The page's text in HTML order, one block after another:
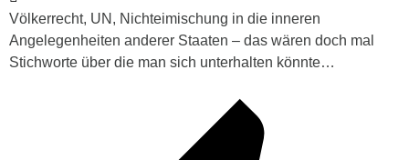
Völkerrecht, UN, Nichteimischung in die inneren
Angelegenheiten anderer Staaten – das wären doch mal
Stichworte über die man sich unterhalten könnte…